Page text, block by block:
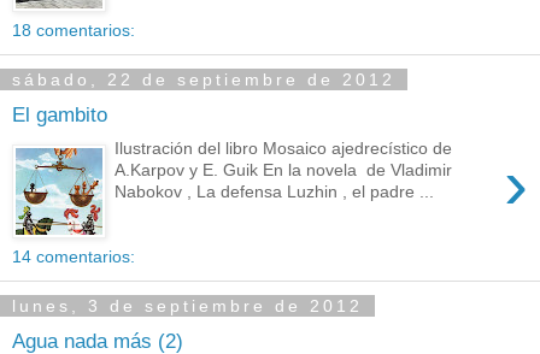
18 comentarios:
sábado, 22 de septiembre de 2012
El gambito
›
Ilustración del libro Mosaico ajedrecístico de
A.Karpov y E. Guik En la novela de Vladimir
Nabokov , La defensa Luzhin , el padre ...
14 comentarios:
lunes, 3 de septiembre de 2012
Agua nada más (2)